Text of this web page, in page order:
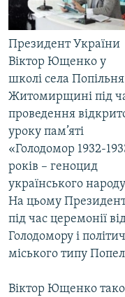
ПОДКАСТИ
КРИМ РЕАЛІЇ
РУС
УКР
КТАТ
ДОЛУЧАЙСЯ!
Усі сайти RFE/RL
Президент України
Віктор Ющенко у
школі села
Житомирщині під
проведення
уроку пам’яті
«Голодомор 1932-
років – геноцид
українського
На цьому Президент
пiд час церемонiї
Голодомору i
мiського типу
Віктор Ющенко